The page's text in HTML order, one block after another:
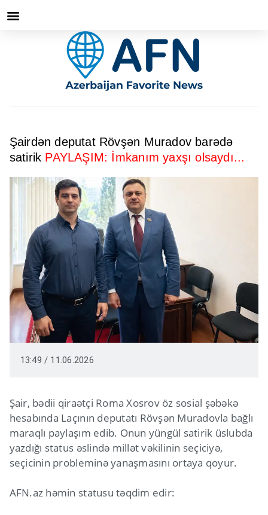
Şairdən deputat Rövşən Muradov barədə
satirik PAYLAŞIM: İmkanım yaxşı olsaydı...
13:49 / 11.06.2026
Şair, bədii qiraətçi Roma Xosrov öz sosial şəbəkə
hesabında Laçının deputatı Rövşən Muradovla bağlı
maraqlı paylaşım edib. Onun yüngül satirik üslubda
yazdığı status əslində millət vəkilinin seçiciyə,
seçicinin probleminə yanaşmasını ortaya qoyur.
AFN.az həmin statusu təqdim edir: